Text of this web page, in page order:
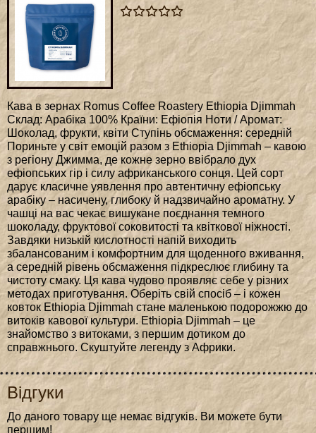
Кава в зернах Romus Coffee Roastery Ethiopia Djimmah
Склад: Арабіка 100% Країни: Ефіопія Ноти / Аромат:
Шоколад, фрукти, квіти Ступінь обсмаження: середній
Пориньте у світ емоцій разом з Ethiopia Djimmah – кавою
з регіону Джимма, де кожне зерно ввібрало дух
ефіопських гір і силу африканського сонця. Цей сорт
дарує класичне уявлення про автентичну ефіопську
арабіку – насичену, глибоку й надзвичайно ароматну. У
чашці на вас чекає вишукане поєднання темного
шоколаду, фруктової соковитості та квіткової ніжності.
Завдяки низькій кислотності напій виходить
збалансованим і комфортним для щоденного вживання,
а середній рівень обсмаження підкреслює глибину та
чистоту смаку. Ця кава чудово проявляє себе у різних
методах приготування. Оберіть свій спосіб – і кожен
ковток Ethiopia Djimmah стане маленькою подорожжю до
витоків кавової культури. Ethiopia Djimmah – це
знайомство з витоками, з першим дотиком до
справжнього. Скуштуйте легенду з Африки.
Відгуки
До даного товару ще немає відгуків. Ви можете бути
першим!